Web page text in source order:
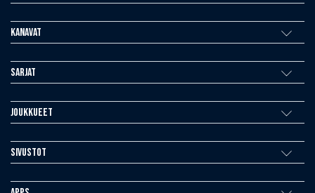
Kanavat
Sarjat
Joukkueet
Sivustot